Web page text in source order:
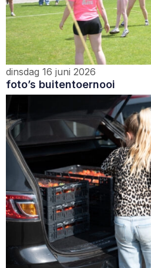
dinsdag 16 juni 2026
foto’s buitentoernooi